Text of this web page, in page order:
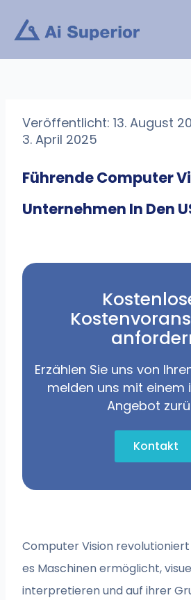
Inhalt
springen
Veröffentlicht: 13. August
3. April 2025
Führende Computer
Unternehmen In Den
Erzählen Sie uns von
melden uns mit einem
Angebot
Kontakt
Computer Vision
es Maschinen ermöglicht,
interpretieren und auf ihrer